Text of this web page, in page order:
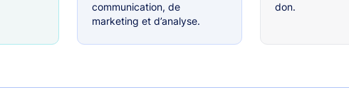
communication, de
marketing et d’analyse.
don.